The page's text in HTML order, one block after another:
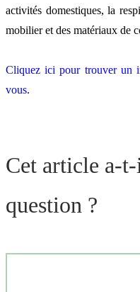
activités domestiques, la
mobilier et des matériaux de
Cliquez ici pour trouver un
vous.
Cet article a-
question ?